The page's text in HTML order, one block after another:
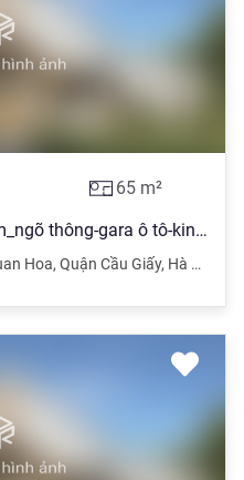
65 m²
Bán nhà Dương Quảng Hàm_ngõ thông-gara ô tô-kinh doanh.65M GIÁ 11tỷ500
Hoa, Quận Cầu Giấy, Hà Nội